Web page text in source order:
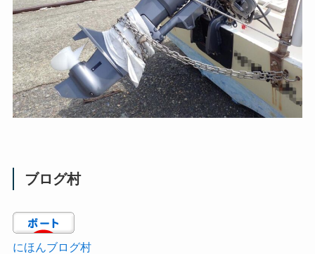
ブログ村
にほんブログ村